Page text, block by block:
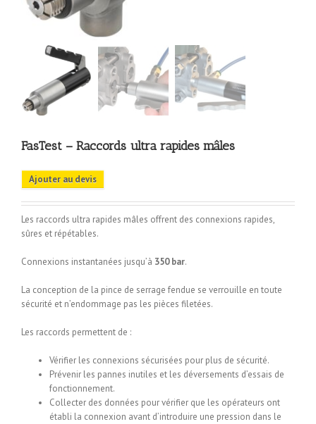
FasTest – Raccords ultra rapides mâles
Ajouter au devis
Les raccords ultra rapides mâles offrent des connexions rapides,
sûres et répétables.
Connexions instantanées jusqu’à 350 bar.
La conception de la pince de serrage fendue se verrouille en toute
sécurité et n’endommage pas les pièces filetées.
Les raccords permettent de :
Vérifier les connexions sécurisées pour plus de sécurité.
Prévenir les pannes inutiles et les déversements d’essais de
fonctionnement.
Collecter des données pour vérifier que les opérateurs ont
établi la connexion avant d’introduire une pression dans le